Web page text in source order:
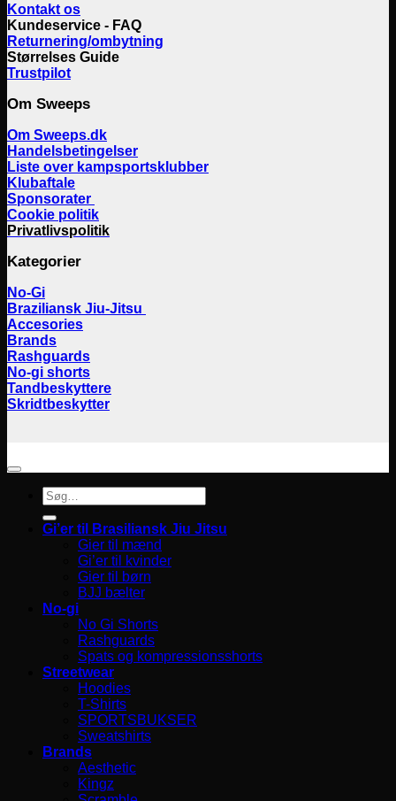
Kontakt os
Kundeservice - FAQ
Returnering/ombytning
Størrelses Guide
Trustpilot
Om Sweeps
Om Sweeps.dk
Handelsbetingelser
Liste over kampsportsklubber
Klubaftale
Sponsorater
Cookie politik
Privatlivspolitik
Kategorier
No-Gi
Braziliansk Jiu-Jitsu
Accesories
Brands
Rashguards
No-gi shorts
Tandbeskyttere
Skridtbeskytter
Søg
efter:
Gi’er til Brasiliansk Jiu Jitsu
Gier til mænd
Gi’er til kvinder
Gier til børn
BJJ bælter
No-gi
No Gi Shorts
Rashguards
Spats og kompressionsshorts
Streetwear
Hoodies
T-Shirts
SPORTSBUKSER
Sweatshirts
Brands
Aesthetic
Kingz